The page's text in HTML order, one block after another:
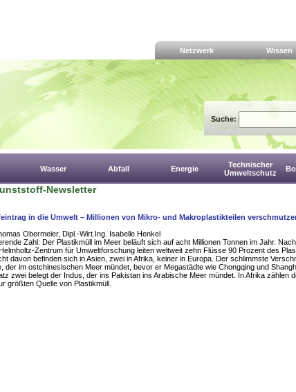
Netzwerk Wissen
Suche:
Wasser Abfall Energie
Technischer
Umweltschutz
Newsletter
in die Umwelt – Millionen von Mikro- und Makroplastikteilen
Obermeier, Dipl.-Wirt.Ing. Isabelle Henkel
Zahl: Der Plastikmüll im Meer beläuft sich auf acht Millionen Tonnen im Jahr.
Zentrum für Umweltforschung leiten weltweit zehn Flüsse 90 Prozent des
davon befinden sich in Asien, zwei in Afrika, keiner in Europa. Der schlimmste
der im ostchinesischen Meer mündet, bevor er Megastädte wie Chongqing und
zwei belegt der Indus, der ins Pakistan ins Arabische Meer mündet. In Afrika zählen
größten Quelle von Plastikmüll.